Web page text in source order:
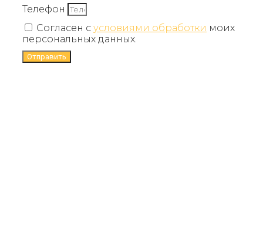
Телефон
Согласен с условиями обработки моих
персональных данных.
Отправить